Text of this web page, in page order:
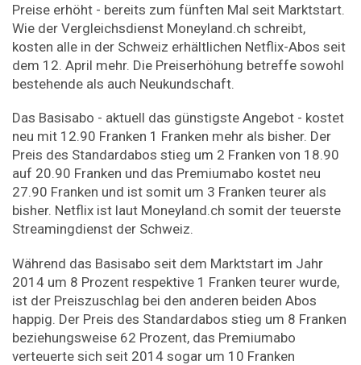
Preise erhöht - bereits zum fünften Mal seit Marktstart.
Wie der Vergleichsdienst Moneyland.ch schreibt,
kosten alle in der Schweiz erhältlichen Netflix-Abos seit
dem 12. April mehr. Die Preiserhöhung betreffe sowohl
bestehende als auch Neukundschaft.
Das Basisabo - aktuell das günstigste Angebot - kostet
neu mit 12.90 Franken 1 Franken mehr als bisher. Der
Preis des Standardabos stieg um 2 Franken von 18.90
auf 20.90 Franken und das Premiumabo kostet neu
27.90 Franken und ist somit um 3 Franken teurer als
bisher. Netflix ist laut Moneyland.ch somit der teuerste
Streamingdienst der Schweiz.
Während das Basisabo seit dem Marktstart im Jahr
2014 um 8 Prozent respektive 1 Franken teurer wurde,
ist der Preiszuschlag bei den anderen beiden Abos
happig. Der Preis des Standardabos stieg um 8 Franken
beziehungsweise 62 Prozent, das Premiumabo
verteuerte sich seit 2014 sogar um 10 Franken